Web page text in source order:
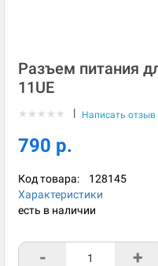
Разъем питания
11UE
★ ★ ★ ★ ★ | Написать отзыв
790 р.
Код товара: 128145
Характеристики
есть в наличии
- +